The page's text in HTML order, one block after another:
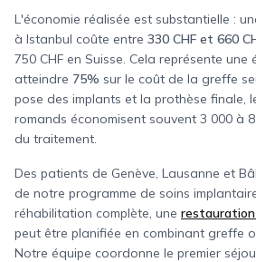
L'économie réalisée est substantielle :
à Istanbul coûte entre 330 CHF et 660
750 CHF en Suisse. Cela représente une
atteindre 75% sur le coût de la greffe
pose des implants et la prothèse finale,
romands économisent souvent 3 000 à
du traitement.
Des patients de Genève, Lausanne et
de notre programme de soins
réhabilitation complète, une
peut être planifiée en combinant greffe
Notre équipe coordonne le premier